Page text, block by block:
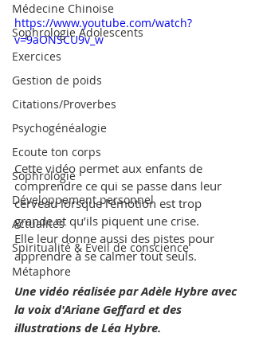
Médecine Chinoise
Sophrologie Adolescents
Exercices
Gestion de poids
Citations/Proverbes
Psychogénéalogie
Ecoute ton corps
Sophrologie
Développement personnel
Actualités
Spiritualité & Éveil de conscience
Métaphore
https://www.youtube.com/watch?
v=9aONSCU9v_w
Cette vidéo permet aux enfants de
comprendre ce qui se passe dans leur
cerveau lorsque l’émotion est trop
grande et qu’ils piquent une crise.
Elle leur donne aussi des pistes pour
apprendre à se calmer tout seuls.
Une vidéo réalisée par Adèle Hybre avec
la voix d'Ariane Geffard et des
illustrations de Léa Hybre.